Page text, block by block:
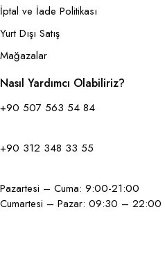
İptal ve İade Politikası
Yurt Dışı Satış
Mağazalar
Nasıl Yardımcı Olabiliriz?
+90 507 563 54 84
+90 312 348 33 55
Pazartesi – Cuma: 9:00-21:00
Cumartesi – Pazar: 09:30 – 22:00